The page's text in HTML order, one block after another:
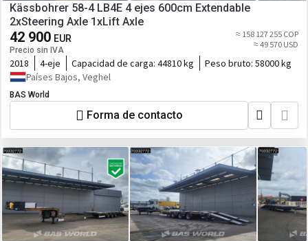
Kässbohrer 58-4 LB4E 4 ejes 600cm Extendable
2xSteering Axle 1xLift Axle
42 900 EUR
Precio sin IVA
≈ 158 127 255 COP
≈ 49 570 USD
2018 4-eje Capacidad de carga: 44810 kg Peso bruto: 58000 kg
Países Bajos, Veghel
BAS World
Forma de contacto